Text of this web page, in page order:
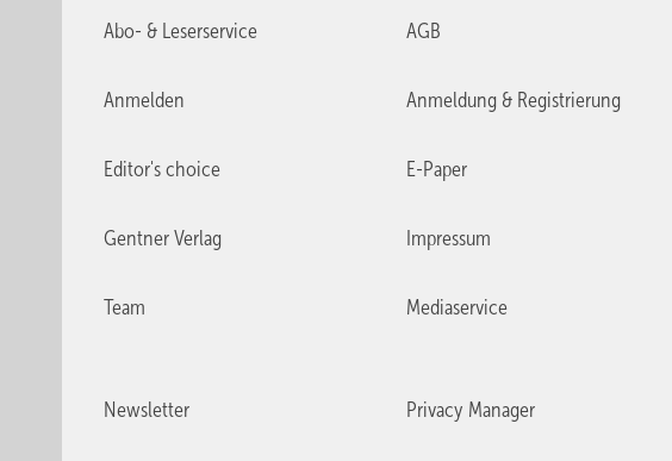
Abo- & Leserservice AGB
Anmelden Anmeldung & Registrierung
Editor's choice E-Paper
Gentner Verlag Impressum
Team Mediaservice
Newsletter Privacy Manager